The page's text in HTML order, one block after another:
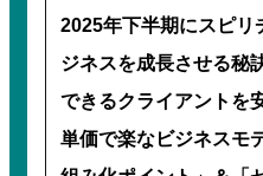
2025年下半期にスピリ
ジネスを成長させる秘
できるクライアントを
単価で楽なビジネスモ